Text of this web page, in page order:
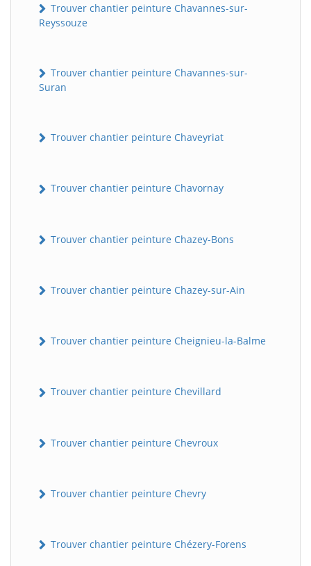
Trouver chantier peinture Chavannes-sur-
Reyssouze
Trouver chantier peinture Chavannes-sur-
Suran
Trouver chantier peinture Chaveyriat
Trouver chantier peinture Chavornay
Trouver chantier peinture Chazey-Bons
Trouver chantier peinture Chazey-sur-Ain
Trouver chantier peinture Cheignieu-la-Balme
Trouver chantier peinture Chevillard
Trouver chantier peinture Chevroux
Trouver chantier peinture Chevry
Trouver chantier peinture Chézery-Forens